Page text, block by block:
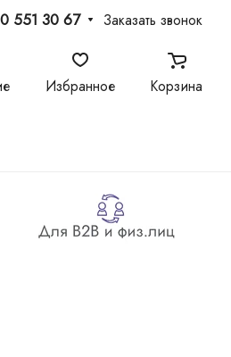
551 30 67 Заказать звонок
Избранное Корзина